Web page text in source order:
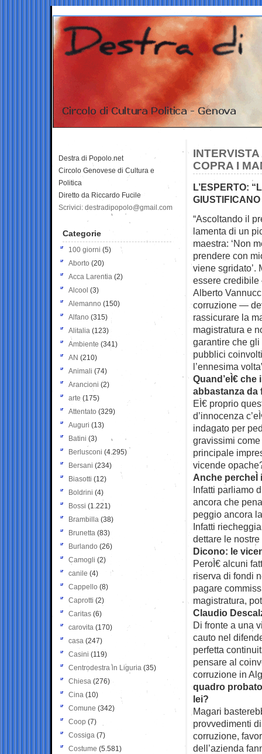
COPRA I
L’ESPERTO:
“Ascoltando il
lamenta di un
maestra: ‘Non
prendere con
viene sgridato’.
essere
Alberto
corruzione —
rassicurare la
magistratura e
garantire che
pubblici
l’ennesima
Quand’eÌ€
abbastanza da
EÌ€ proprio
d’innocenza
indagato per
gravissimi
principale
vicende
Anche
Infatti parliamo
ancora che
peggio ancora
Infatti
dettare le
Dicono: le
PeroÌ€ alcuni
riserva di fondi
pagare
magistratura,
Claudio
Di fronte a una
cauto nel
perfetta
pensare al
corruzione in
quadro
lei?
Magari
provvedimenti
corruzione,
dell’azienda
Destra di Popolo.net
Circolo Genovese di Cultura e
Politica
Diretto da Riccardo Fucile
Scrivici: destradipopolo@gmail.com
Categorie
100 giorni (5)
Aborto (20)
Acca Larentia (2)
Alcool (3)
Alemanno (150)
Alfano (315)
Alitalia (123)
Ambiente (341)
AN (210)
Animali (74)
Arancioni (2)
arte (175)
Attentato (329)
Auguri (13)
Batini (3)
Berlusconi (4.295)
Bersani (234)
Biasotti (12)
Boldrini (4)
Bossi (1.221)
Brambilla (38)
Brunetta (83)
Burlando (26)
Camogli (2)
canile (4)
Cappello (8)
Caprotti (2)
Caritas (6)
carovita (170)
casa (247)
Casini (119)
Centrodestra in Liguria (35)
Chiesa (276)
Cina (10)
Comune (342)
Coop (7)
Cossiga (7)
Costume (5.581)